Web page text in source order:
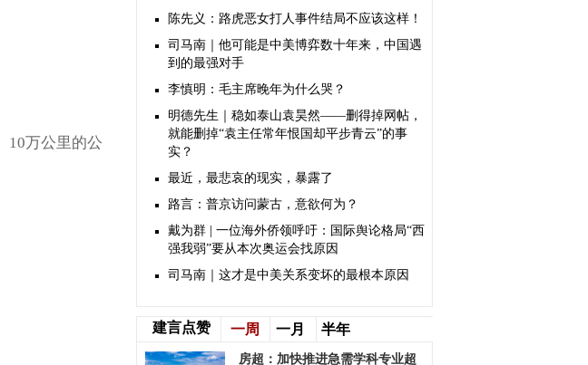
10万公里的公
陈先义：路虎恶女打人事件结局不应该这样！
司马南｜他可能是中美博弈数十年来，中国遇
到的最强对手
李慎明：毛主席晚年为什么哭？
明德先生｜稳如泰山袁昊然——删得掉网帖，
就能删掉“袁主任常年恨国却平步青云”的事
实？
最近，最悲哀的现实，暴露了
路言：普京访问蒙古，意欲何为？
戴为群 | 一位海外侨领呼吁：国际舆论格局“西
强我弱”要从本次奥运会找原因
司马南｜这才是中美关系变坏的最根本原因
建言点赞 一周 一月 半年
房超：加快推进急需学科专业超